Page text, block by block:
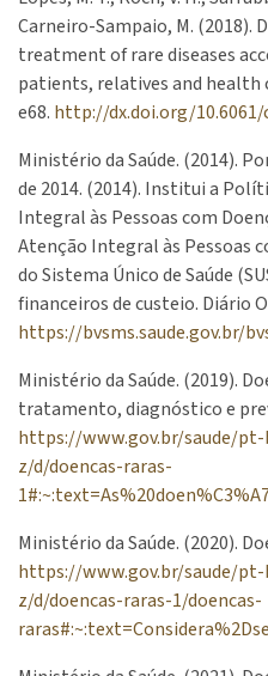
Carneiro-Sampaio, M. (2018).
treatment of rare diseases
patients, relatives and health
e68. http://dx.doi.org/10.6061/
Ministério da Saúde. (2014).
de 2014. (2014). Institui a
Integral às Pessoas com
Atenção Integral às Pessoas
do Sistema Único de Saúde
financeiros de custeio. Diário
https://bvsms.saude.gov.br/bvs/
Ministério da Saúde. (2019).
tratamento, diagnóstico e
https://www.gov.br/saude/
z/d/doencas-raras-
Ministério da Saúde. (2020).
https://www.gov.br/saude/
z/d/doencas-raras-1/doencas-